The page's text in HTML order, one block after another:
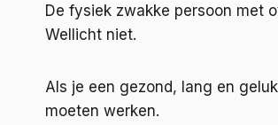
De fysiek zwakke persoon met
Wellicht niet.
Als je een gezond, lang en
moeten werken.